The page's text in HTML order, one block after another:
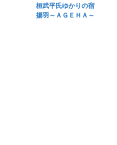
桓武平氏ゆかりの宿
揚羽～ＡＧＥＨＡ～